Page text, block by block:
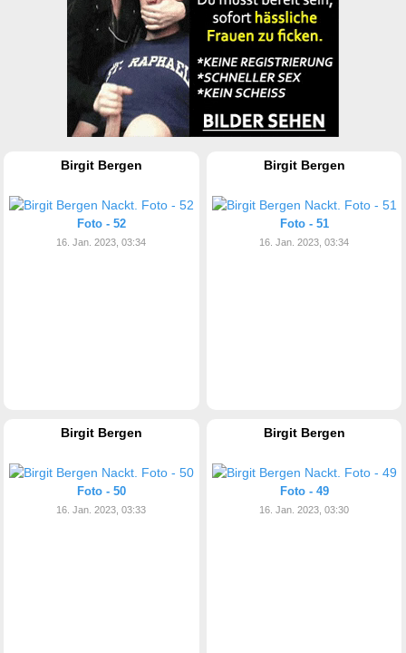
Birgit Bergen
Foto - 52
16. Jan. 2023, 03:34
Birgit Bergen
Foto - 51
16. Jan. 2023, 03:34
Birgit Bergen
Foto - 50
16. Jan. 2023, 03:33
Birgit Bergen
Foto - 49
16. Jan. 2023, 03:30